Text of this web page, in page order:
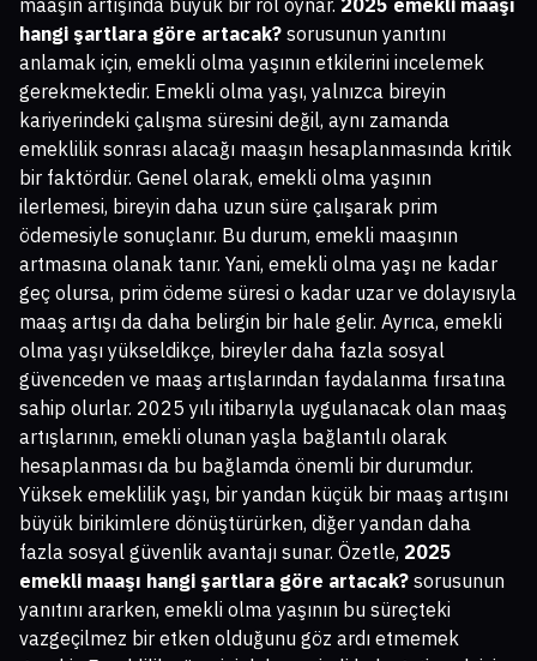
hangi şartlara göre artacak? sorusunun yanıtını
anlamak için, emekli olma yaşının etkilerini incelemek
gerekmektedir. Emekli olma yaşı, yalnızca bireyin
kariyerindeki çalışma süresini değil, aynı zamanda
emeklilik sonrası alacağı maaşın hesaplanmasında kritik
bir faktördür. Genel olarak, emekli olma yaşının
ilerlemesi, bireyin daha uzun süre çalışarak prim
ödemesiyle sonuçlanır. Bu durum, emekli maaşının
artmasına olanak tanır. Yani, emekli olma yaşı ne kadar
geç olursa, prim ödeme süresi o kadar uzar ve dolayısıyla
maaş artışı da daha belirgin bir hale gelir. Ayrıca, emekli
olma yaşı yükseldikçe, bireyler daha fazla sosyal
güvenceden ve maaş artışlarından faydalanma fırsatına
sahip olurlar. 2025 yılı itibarıyla uygulanacak olan maaş
artışlarının, emekli olunan yaşla bağlantılı olarak
hesaplanması da bu bağlamda önemli bir durumdur.
Yüksek emeklilik yaşı, bir yandan küçük bir maaş artışını
büyük birikimlere dönüştürürken, diğer yandan daha
fazla sosyal güvenlik avantajı sunar. Özetle, 2025
emekli maaşı hangi şartlara göre artacak? sorusunun
yanıtını ararken, emekli olma yaşının bu süreçteki
vazgeçilmez bir etken olduğunu göz ardı etmemek